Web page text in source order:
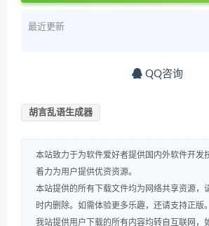
最近更新
QQ咨询
胡言乱语生成器
本站致力于为软件爱好者提供国内外软件开发
着力为用户提供优资资源。
本站提供的所有下载文件均为网络共享资源，
时内删除。如需体验更多乐趣，还请支持正版。
我站提供用户下载的所有内容均转自互联网，